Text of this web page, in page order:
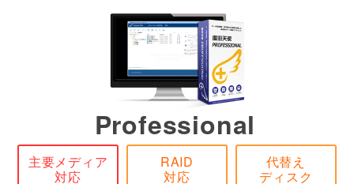
Professional
主要メディア
対応
RAID
対応
代替え
ディスク